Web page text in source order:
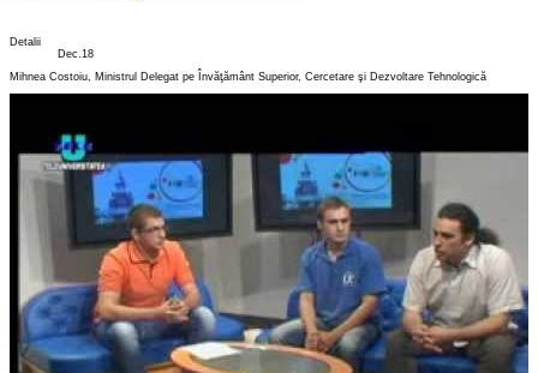
Detalii
Dec.18
Mihnea Costoiu, Ministrul Delegat pe Învăţământ Superior, Cercetare şi Dezvoltare Tehnologică